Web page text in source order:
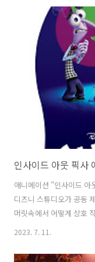
인사이드 아웃 픽사
애니메이션 "인사이드 아
디즈니 스튜디오가 공동
머릿속에서 어떻게 상호
녀 라일리와 그녀의 머릿
감정들이 라일리의 머릿
2023. 7. 11.